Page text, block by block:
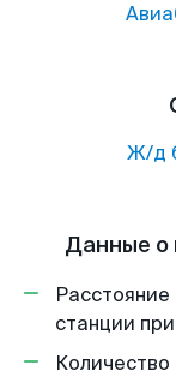
Ж/д
Данные о
станции